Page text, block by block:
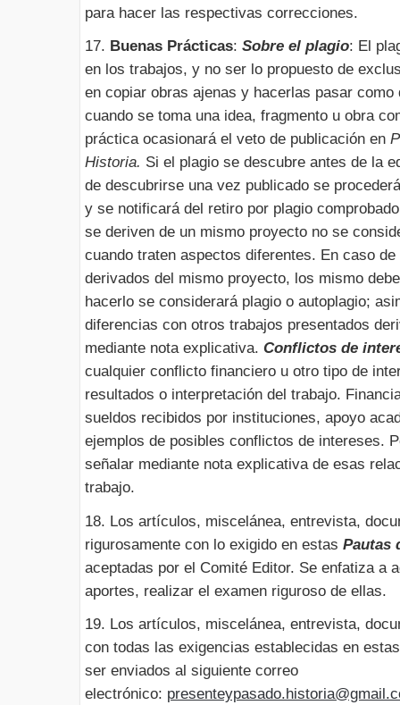
para hacer las respectivas correcciones.
17. Buenas Prácticas: Sobre el plagio: El
en los trabajos, y no ser lo propuesto de
en copiar obras ajenas y hacerlas pasar
cuando se toma una idea, fragmento u obra
práctica ocasionará el veto de publicación en
Historia. Si el plagio se descubre antes de la
de descubrirse una vez publicado se
y se notificará del retiro por plagio
se deriven de un mismo proyecto no se
cuando traten aspectos diferentes. En caso
derivados del mismo proyecto, los mismo
hacerlo se considerará plagio o autoplagio;
diferencias con otros trabajos presentados
mediante nota explicativa. Conflictos de
cualquier conflicto financiero u otro tipo de
resultados o interpretación del trabajo.
sueldos recibidos por instituciones, apoyo
ejemplos de posibles conflictos de intereses.
señalar mediante nota explicativa de esas
trabajo.
18. Los artículos, miscelánea, entrevista,
rigurosamente con lo exigido en estas Pautas
aceptadas por el Comité Editor. Se enfatiza a
aportes, realizar el examen riguroso de ellas.
19. Los artículos, miscelánea, entrevista,
con todas las exigencias establecidas en
ser enviados al siguiente correo
electrónico: